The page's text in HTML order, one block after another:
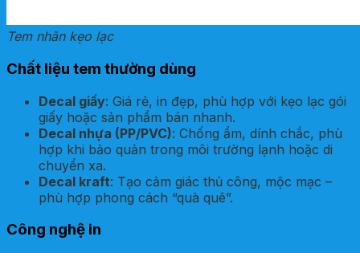
Tem nhãn kẹo lạc
Chất liệu tem thường dùng
Decal giấy: Giá rẻ, in đẹp, phù hợp với kẹo lạc gói
giấy hoặc sản phẩm bán nhanh.
Decal nhựa (PP/PVC): Chống ẩm, dính chắc, phù
hợp khi bảo quản trong môi trường lạnh hoặc di
chuyển xa.
Decal kraft: Tạo cảm giác thủ công, mộc mạc –
phù hợp phong cách “quà quê”.
Công nghệ in